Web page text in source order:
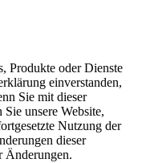
Produkte oder Dienste
einverstanden,
Sie mit dieser
unsere Website,
Nutzung der
dieser
Änderungen.